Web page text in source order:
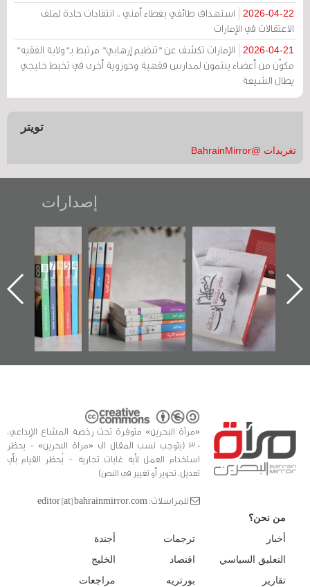
2026-04-22
استهداف طائفي بغطاء أمني .. انتقادات حادة لملف
الاعتقالات في الإمارات
2026-04-21
الإمارات تكشف عن "تنظيم إرهابي" مرتبط بـ"ولاية الفقيه"
مكوّن من أعضاء ينتمون لمدارس فقهية وحوزوية أخرى في تخبط خليجي
يطال الشيعة
تويتر
تغريدات @BahrainMirror
إصدارات
"حماة الباب الأخير":
الإصدار الأول عن
اعتصام الدراز
وأحداث ساحة
الفداء لمركز أوال
للدراسات والتوثيق
تصنيف موضوعي
للوثائق البريطانية
يقدمه «مركز أوال»
في سلسلة من 5
كتب
تصدر حصاد
الساحات 2019
«مرآة البحرين» متوفرة تحت رخصة المشاع الإبداعي،
3.0 (يتوجب نسب المقال الى «مراة البحرين» - يحظر
استخدام العمل لأية غايات تجارية - يُحظر القيام بأي
تعديل، تحوير أو تغيير في النص)
للمراسلات: editor [at] bahrainmirror.com
من نحن؟
أخبار
التعليق السياسي
تقارير
ترجمات
اقتصاد
بورتريه
أجندة
الخليج
مراجعات